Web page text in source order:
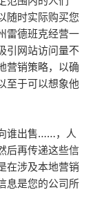
随时实际购买您
雷德班克经营一
引网站访问量不
营销策略，以确
至于可以想象他
谁出售……，人
后再传递这些信
在涉及本地营销
息是您的公司所